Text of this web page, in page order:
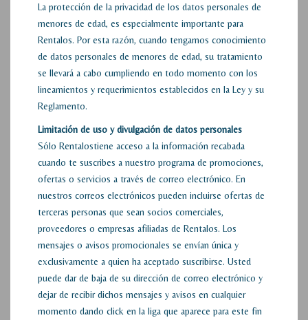
La protección de la privacidad de los datos personales de
menores de edad, es especialmente importante para
Rentalos. Por esta razón, cuando tengamos conocimiento
de datos personales de menores de edad, su tratamiento
se llevará a cabo cumpliendo en todo momento con los
lineamientos y requerimientos establecidos en la Ley y su
Reglamento.
Limitación de uso y divulgación de datos personales
Sólo Rentalostiene acceso a la información recabada
cuando te suscribes a nuestro programa de promociones,
ofertas o servicios a través de correo electrónico. En
nuestros correos electrónicos pueden incluirse ofertas de
terceras personas que sean socios comerciales,
proveedores o empresas afiliadas de Rentalos. Los
mensajes o avisos promocionales se envían única y
exclusivamente a quien ha aceptado suscribirse. Usted
puede dar de baja de su dirección de correo electrónico y
dejar de recibir dichos mensajes y avisos en cualquier
momento dando click en la liga que aparece para este fin